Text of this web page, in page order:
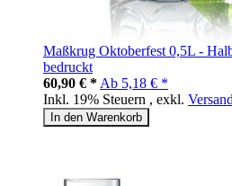
Maßkrug Oktoberfest 0,5L -
bedruckt
60,90 € * Ab 5,18 € *
Inkl. 19% Steuern , exkl.
In den Warenkorb